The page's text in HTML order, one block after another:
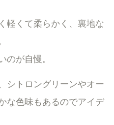
軽くて柔らかく、裏地な
のが自慢。
シトロングリーンやオー
な色味もあるのでアイデ